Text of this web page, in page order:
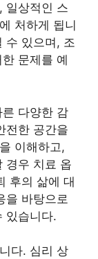
일상적인 스
처하게 됩니
수 있으며, 조
문제를 예
다양한 감
전한 공간을
이해하고,
경우 치료 옵
후의 삶에 대
을 바탕으로
있습니다.
다. 심리 상